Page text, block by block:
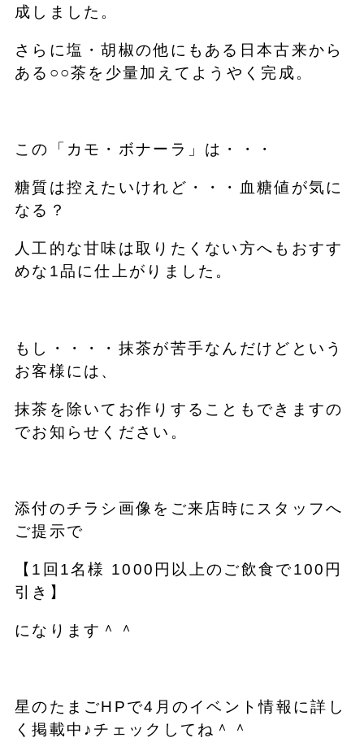
成しました。
さらに塩・胡椒の他にもある日本古来から
ある○○茶を少量加えてようやく完成。
この「カモ・ボナーラ」は・・・
糖質は控えたいけれど・・・血糖値が気に
なる？
人工的な甘味は取りたくない方へもおすす
めな1品に仕上がりました。
もし・・・・抹茶が苦手なんだけどという
お客様には、
抹茶を除いてお作りすることもできますの
でお知らせください。
添付のチラシ画像をご来店時にスタッフへ
ご提示で
【1回1名様 1000円以上のご飲食で100円
引き】
になります＾＾
星のたまごHPで4月のイベント情報に詳し
く掲載中♪チェックしてね＾＾